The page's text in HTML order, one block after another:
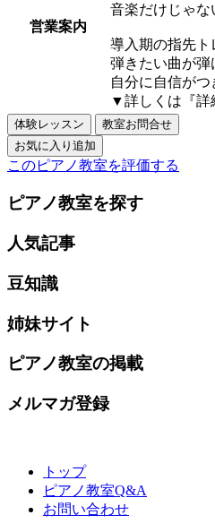
営業案内
音楽だけじゃな
導入期の指先
弾きたい曲が弾
自分に自信がつ
▼詳しくは『詳
このピアノ教室を評価する
ピアノ教室を探す
人気記事
豆知識
姉妹サイト
ピアノ教室の掲載
メルマガ登録
トップ
ピアノ教室Q&A
お問い合わせ